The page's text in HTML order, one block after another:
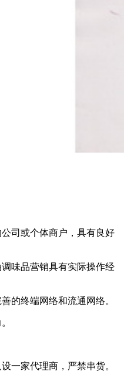
司或个体商户，具有良好
味品营销具有实际操作经
的终端网络和流通网络。
一家代理商，严禁串货。